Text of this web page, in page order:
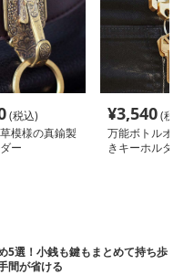
(税込)
模様の真鍮製
ー
¥3,540(税
万能ボトルオ
きキーホルダー
5選！小銭も鍵もまとめて持ち歩
間が省ける